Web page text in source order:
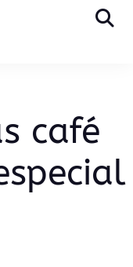
café